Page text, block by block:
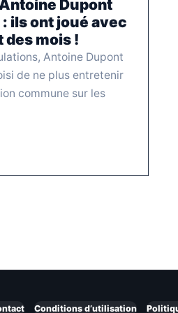
Dupont
ils ont joué avec
des mois !
Antoine Dupont
de ne plus entretenir
commune sur les
Conditions d’utilisation